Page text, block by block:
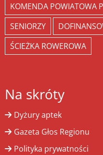
KOMENDA POWIATOWA
SENIORZY
ŚCIEŻKA ROWEROWA
Na skróty
Dyżury aptek
Gazeta Głos Regionu
Polityka prywatności